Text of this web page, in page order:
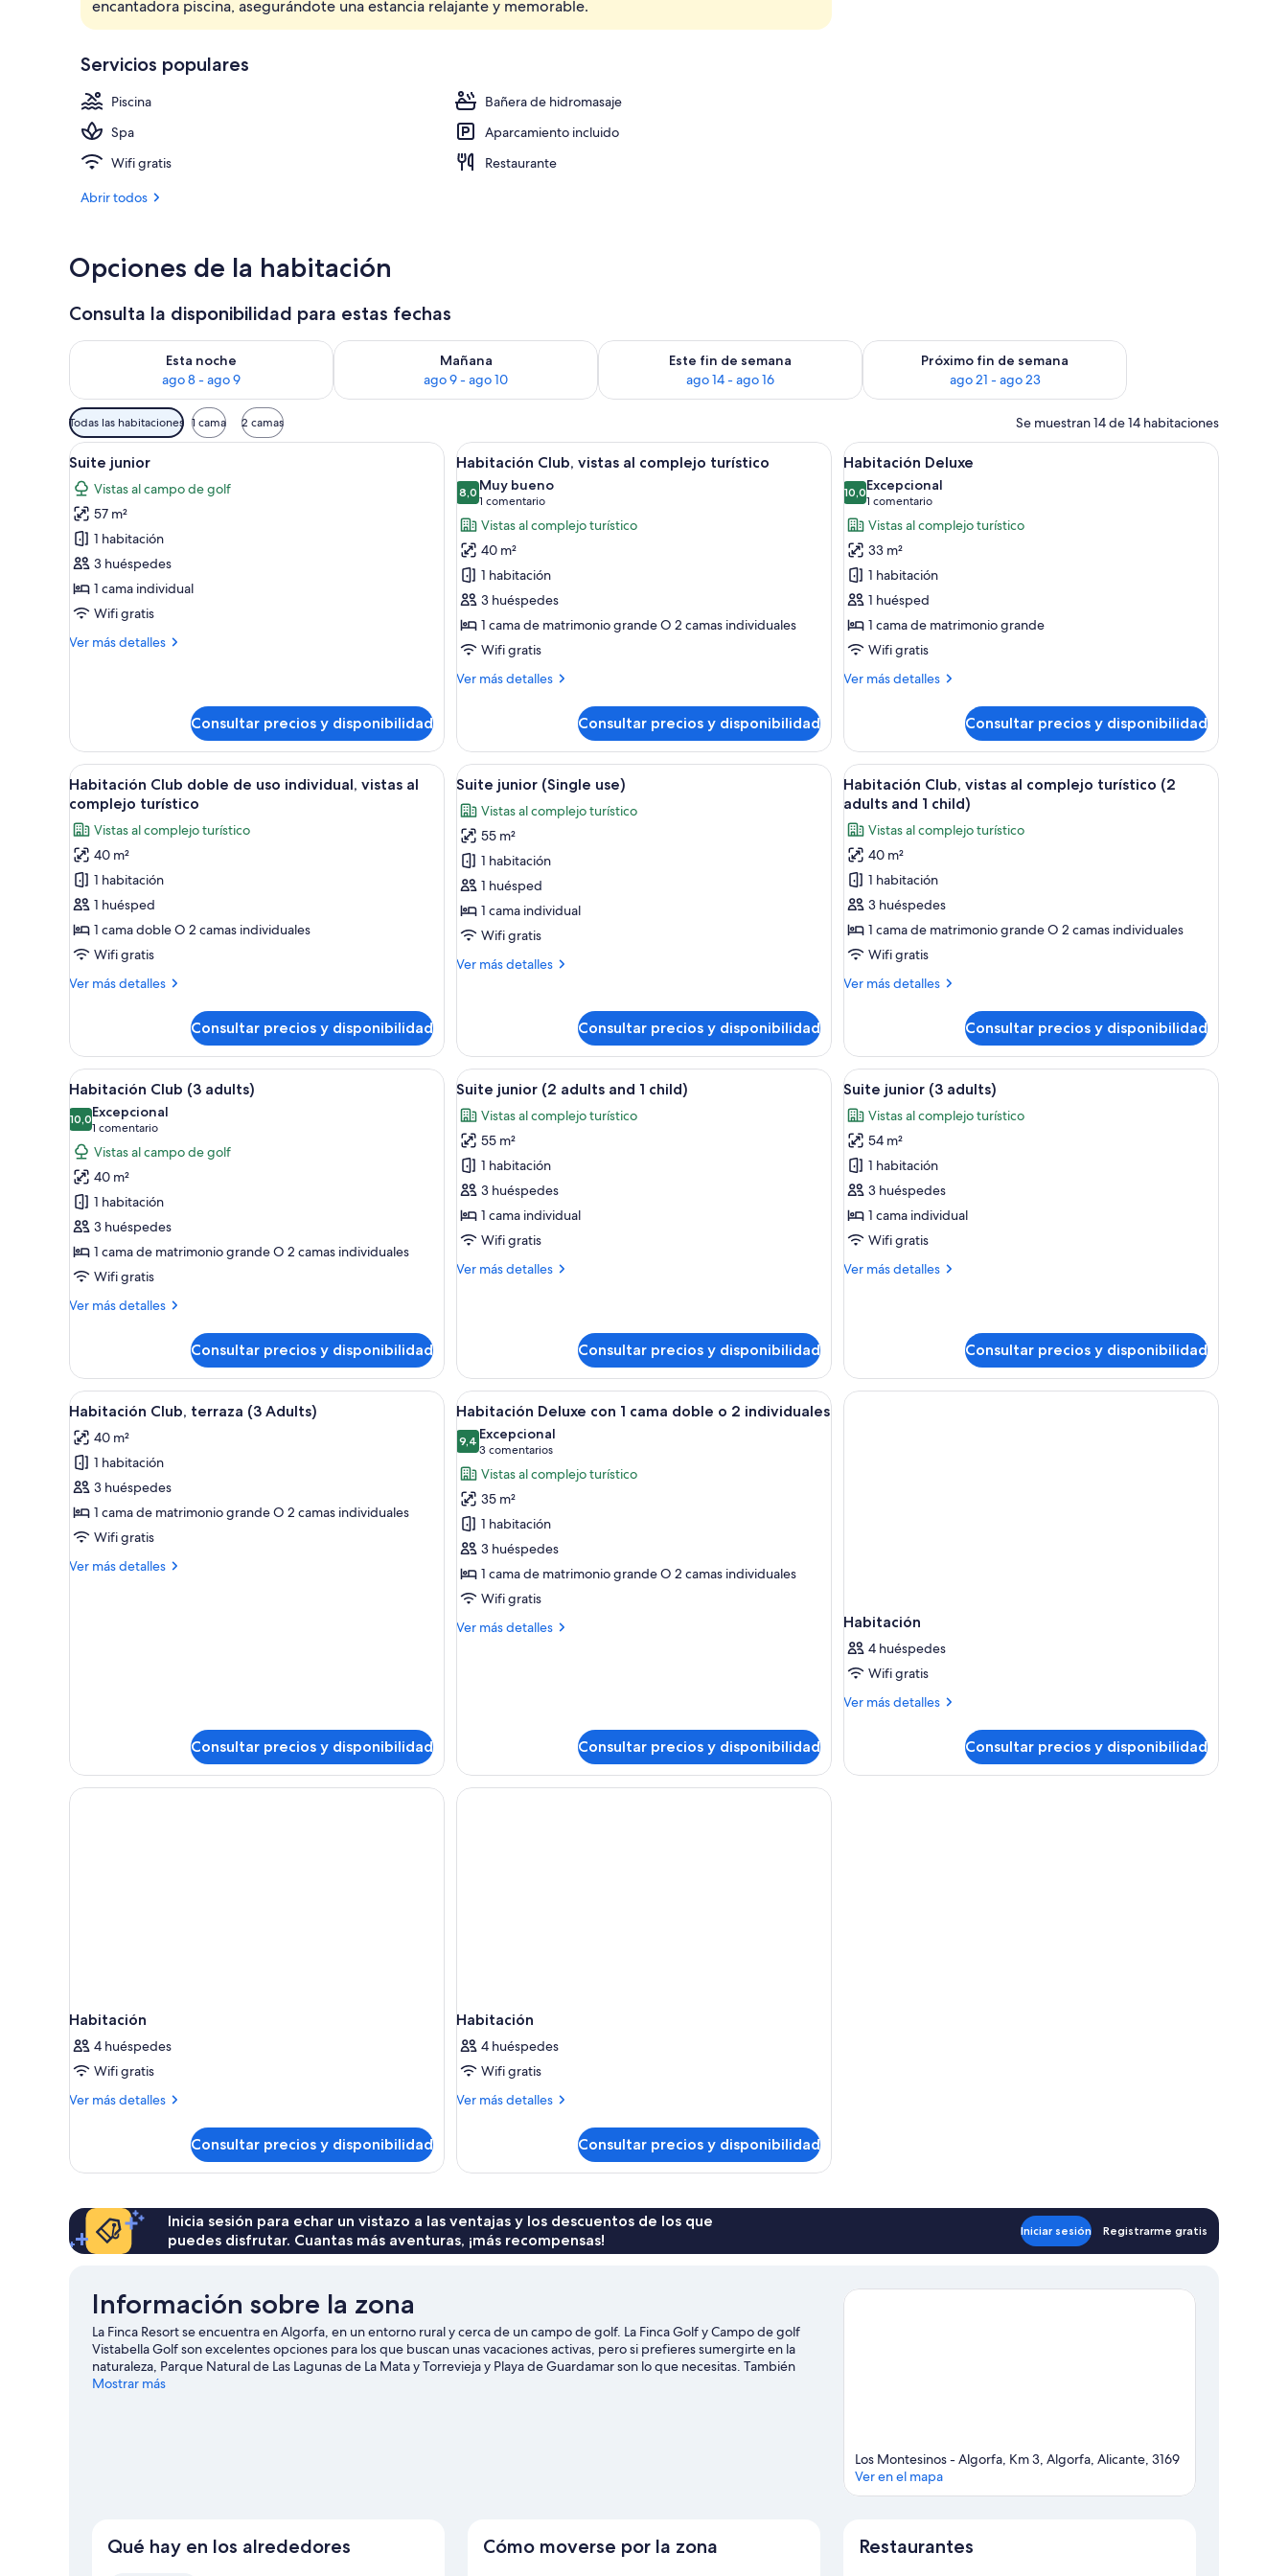
Jardines del alojamiento
encantadora piscina, asegurándote una estancia relajante y memorable.
Servicios populares
Piscina
Bañera de hidromasaje
Spa
Aparcamiento incluido
Wifi gratis
Restaurante
Abrir todos
Opciones de la habitación
Consulta la disponibilidad para estas fechas
Esta noche
ago 8 - ago 9
Consulta la disponibilidad para esta noche, ago 8 - ago 9
Mañana
ago 9 - ago 10
Consulta la disponibilidad para mañana, ago 9 - ago 10
Este fin de semana
ago 14 - ago 16
Consulta la disponibilidad para este fin de semana, ago 14 - ago 16
Próximo fin de semana
ago 21 - ago 23
Consulta la disponibilidad para el próximo fin de semana,
Filtros
disponibles
para
las
habitaciones
Todas las habitaciones 1 cama 2 camas Se muestran 14 de 14 habitaciones
Abrir
todas
las
fotos
de
Suite
junior
Un dormitorio moderno con una cama grande, mesitas de noche e iluminación empotrada.
5
Suite junior
Vistas al campo de golf
57 m²
1 habitación
3 huéspedes
1 cama individual
Wifi gratis
Ver más detalles
Más
Consultar precios y disponibilidad
Abrir
todas
las
fotos
de
Habitación
Club,
vistas
al
complejo
turístico
Una habitación de hotel moderna con cama, mesita de noche, lámpara, silla, escritorio y ventana grande.
5
Habitación Club, vistas al complejo turístico
8,08,0 de 10
Muy bueno
1 comentario
(1 comentario)
Vistas al complejo turístico
40 m²
1 habitación
3 huéspedes
1 cama de matrimonio grande O 2 camas individuales
Wifi gratis
Ver más detalles
Más
Club,
vistas
al
complejo
turístico
Consultar precios y disponibilidad
Abrir
todas
las
fotos
de
Habitación
Deluxe
Una habitación de hotel moderna con una
5
Habitación Deluxe
10,010,0 de 10
Excepcional
1 comentario
(1 comentario)
Vistas al complejo turístico
33 m²
1 habitación
1 huésped
1 cama de matrimonio grande
Wifi gratis
Ver más detalles
Más
Deluxe
Consultar precios y disponibilidad
Abrir
todas
las
fotos
de
Habitación
Club
doble
de
individual,
complejo
turístico
Una habitación de hotel moderna con cama, mesita de noche, lámpara, silla, escritorio y ventana grande.
4
Habitación Club doble de uso individual, vistas al
complejo turístico
Vistas al complejo turístico
40 m²
1 habitación
1 huésped
1 cama doble O 2 camas individuales
Wifi gratis
Ver más detalles
Más
Club
doble
de
individual,
vistas
al
complejo
turístico
Consultar precios y disponibilidad
Abrir
todas
las
fotos
de
Suite
junior
(Single
Un dormitorio moderno con una cama grande, mesitas de noche e iluminación empotrada.
5
Suite junior (Single use)
Vistas al complejo turístico
55 m²
1 habitación
1 huésped
1 cama individual
Wifi gratis
Ver más detalles
Más
(Single
use)
Consultar precios y disponibilidad
Abrir
todas
las
fotos
de
Habitación
Club,
vistas
al
turístico
and
1
child)
Una habitación de hotel moderna con
5
Habitación Club, vistas al complejo turístico (2
adults and 1 child)
Vistas al complejo turístico
40 m²
1 habitación
3 huéspedes
1 cama de matrimonio grande O 2 camas individuales
Wifi gratis
Ver más detalles
Más
Club,
vistas
al
complejo
turístico
(2
adults
and
child)
Consultar precios y disponibilidad
Abrir
todas
las
fotos
de
Habitación
Club
(3
adults)
Una habitación de hotel moderna con cama, mesita de noche, lámpara, silla, escritorio y ventana grande.
5
Habitación Club (3 adults)
10,010,0 de 10
Excepcional
1 comentario
(1 comentario)
Vistas al campo de golf
40 m²
1 habitación
3 huéspedes
1 cama de matrimonio grande O 2 camas individuales
Wifi gratis
Ver más detalles
Más
Club
(3
adults)
Consultar precios y disponibilidad
Abrir
todas
las
fotos
de
Suite
junior
(2
and
Un dormitorio moderno con una cama grande, mesitas de noche e iluminación empotrada.
5
Suite junior (2 adults and 1 child)
Vistas al complejo turístico
55 m²
1 habitación
3 huéspedes
1 cama individual
Wifi gratis
Ver más detalles
Más
adults
and
1
Consultar precios y disponibilidad
Abrir
todas
las
fotos
de
Suite
junior
(3
adults)
Un dormitorio moderno con una cama
5
Suite junior (3 adults)
Vistas al complejo turístico
54 m²
1 habitación
3 huéspedes
1 cama individual
Wifi gratis
Ver más detalles
Más
adults)
Consultar precios y disponibilidad
Abrir
todas
las
fotos
de
Habitación
Club,
(3
Una habitación de hotel moderna con cama, mesita de noche, lámpara, silla, escritorio y ventana grande.
5
Habitación Club, terraza (3 Adults)
40 m²
1 habitación
3 huéspedes
1 cama de matrimonio grande O 2 camas individuales
Wifi gratis
Ver más detalles
Más
Consultar precios y disponibilidad
Abrir
todas
las
fotos
de
Habitación
Deluxe
con
1
cama
doble
Una habitación de hotel moderna con una cama grande, un escritorio y vistas al exterior.
5
Habitación Deluxe con 1 cama doble o 2 individuales
9,49,4 de 10
Excepcional
3 comentarios
(3 comentarios)
Vistas al complejo turístico
35 m²
1 habitación
3 huéspedes
1 cama de matrimonio grande O 2 camas individuales
Wifi gratis
Ver más detalles
Más
doble
2
Consultar precios y disponibilidad
Habitación
4 huéspedes
Wifi gratis
Ver más detalles
Más
Consultar precios y disponibilidad
Habitación
4 huéspedes
Wifi gratis
Ver más detalles
Más
Consultar precios y disponibilidad
Habitación
4 huéspedes
Wifi gratis
Ver más detalles
Más
Consultar precios y disponibilidad
Inicia sesión para echar un vistazo a las ventajas y los descuentos de los que
puedes disfrutar. Cuantas más aventuras, ¡más recompensas!
Iniciar sesión Registrarme gratis
Información sobre la zona
La Finca Resort se encuentra en Algorfa, en un entorno rural y cerca de un campo de golf. La Finca Golf y Campo de golf
Vistabella Golf son excelentes opciones para los que buscan unas vacaciones activas, pero si prefieres sumergirte en la
naturaleza, Parque Natural de Las Lagunas de La Mata y Torrevieja y Playa de Guardamar son lo que necesitas. También
merece la pena acercarse a Puerto de Torrevieja y Playa La Marina. Descubre todas las actividades acuáticas que podrás
Mostrar más
Los Montesinos - Algorfa, Km 3, Algorfa, Alicante, 3169
Ver en el mapa
Qué hay en los alrededores Cómo moverse por la zona Restaurantes